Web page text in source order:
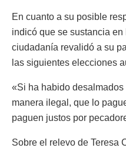
En cuanto a su posible
indicó que se sustancia
ciudadanía revalidó a su
las siguientes elecciones
«Si ha habido
manera ilegal, que lo
paguen justos por
Sobre el relevo de Teresa